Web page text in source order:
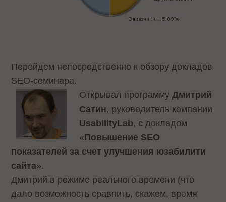
Перейдем непосредственно к обзору докладов
SEO-семинара.
Открывал программуДмитрий
Сатин, руководитель компании
UsabilityLab, с докладом
«Повышение SEO
показателей за счет улучшения юзабилити
сайта».
Дмитрий в режиме реального времени (что
дало возможность сравнить, скажем, время